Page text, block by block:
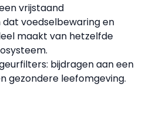
vrijstaand
voedselbewaring en
maakt van hetzelfde
bijdragen aan een
gezondere leefomgeving.